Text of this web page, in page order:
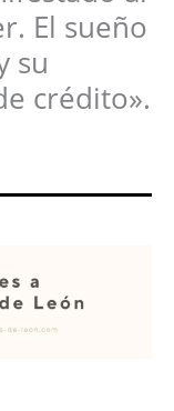
El sueño
su
crédito».